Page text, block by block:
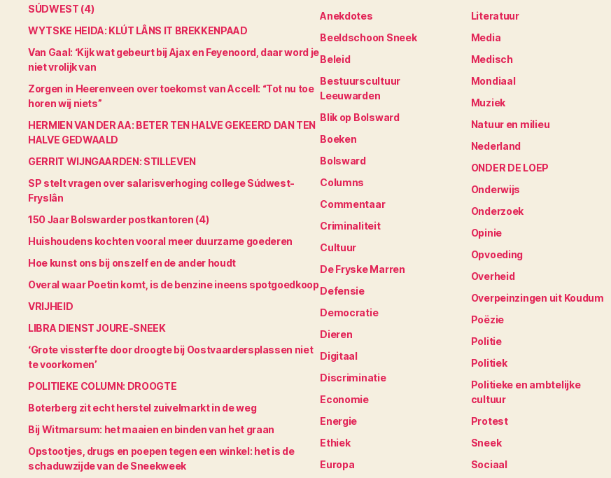
SÚDWEST (4)
WYTSKE HEIDA: KLÚT LÂNS IT BREKKENPAAD
Van Gaal: ‘Kijk wat gebeurt bij Ajax en Feyenoord, daar word je
niet vrolijk van
Zorgen in Heerenveen over toekomst van Accell: “Tot nu toe
horen wij niets”
HERMIEN VAN DER AA: BETER TEN HALVE GEKEERD DAN TEN
HALVE GEDWAALD
GERRIT WIJNGAARDEN: STILLEVEN
SP stelt vragen over salarisverhoging college Súdwest-
Fryslân
150 Jaar Bolswarder postkantoren (4)
Huishoudens kochten vooral meer duurzame goederen
Hoe kunst ons bij onszelf en de ander houdt
Overal waar Poetin komt, is de benzine ineens spotgoedkoop
VRIJHEID
LIBRA DIENST JOURE-SNEEK
‘Grote vissterfte door droogte bij Oostvaardersplassen niet
te voorkomen’
POLITIEKE COLUMN: DROOGTE
Boterberg zit echt herstel zuivelmarkt in de weg
Bij Witmarsum: het maaien en binden van het graan
Opstootjes, drugs en poepen tegen een winkel: het is de
schaduwzijde van de Sneekweek
Anekdotes
Beeldschoon Sneek
Beleid
Bestuurscultuur
Leeuwarden
Blik op Bolsward
Boeken
Bolsward
Columns
Commentaar
Criminaliteit
Cultuur
De Fryske Marren
Defensie
Democratie
Dieren
Digitaal
Discriminatie
Economie
Energie
Ethiek
Europa
Literatuur
Media
Medisch
Mondiaal
Muziek
Natuur en milieu
Nederland
ONDER DE LOEP
Onderwijs
Onderzoek
Opinie
Opvoeding
Overheid
Overpeinzingen uit Koudum
Poëzie
Politie
Politiek
Politieke en ambtelijke
cultuur
Protest
Sneek
Sociaal